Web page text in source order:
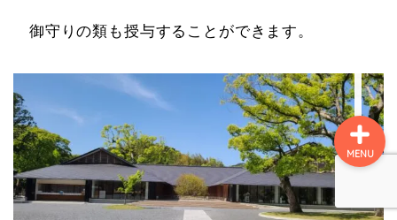
御守りの類も授与することができます。
MENU
自然